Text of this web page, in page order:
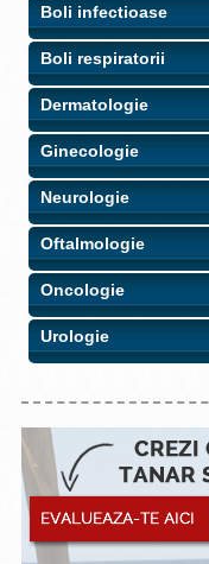
Boli infectioase
Boli respiratorii
Dermatologie
Ginecologie
Neurologie
Oftalmologie
Oncologie
Urologie